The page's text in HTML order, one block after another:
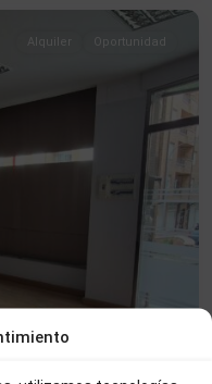
Alquiler Oportunidad